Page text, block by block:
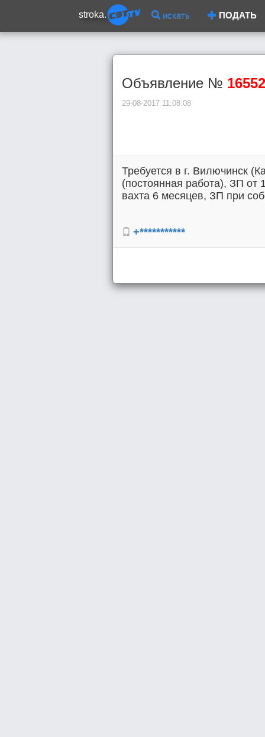
stroka. искать ПОДАТЬ
Объявление № 16552
29-08-2017 11:08:08
Требуется в г. Вилючинск
(постоянная работа), ЗП от
вахта 6 месяцев, ЗП при
+***********